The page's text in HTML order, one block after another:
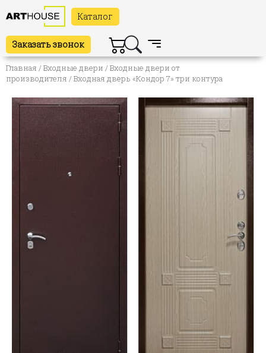
Каталог
Заказать звонок
Главная /Входные двери /Входные двери от
производителя / Входная дверь «Кондор 7» три контура